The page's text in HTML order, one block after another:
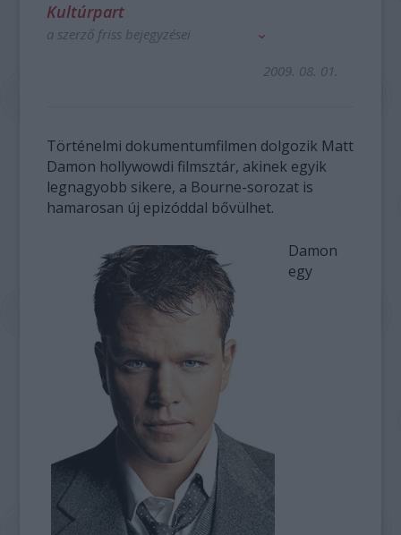
Kultúrpart
a szerző friss bejegyzései
2009. 08. 01.
Történelmi dokumentumfilmen dolgozik Matt
Damon hollywowdi filmsztár, akinek egyik
legnagyobb sikere, a Bourne-sorozat is
hamarosan új epizóddal bővülhet.
Damon
egy